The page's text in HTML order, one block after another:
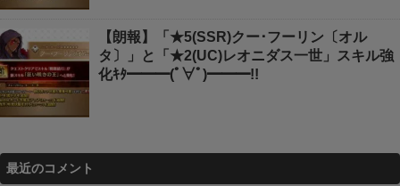
【朗報】「★5(SSR)クー･フーリン〔オル
タ〕」と「★2(UC)レオニダス一世」スキル強
化ｷﾀ━━━(ﾟ∀ﾟ)━━━!!
最近のコメント